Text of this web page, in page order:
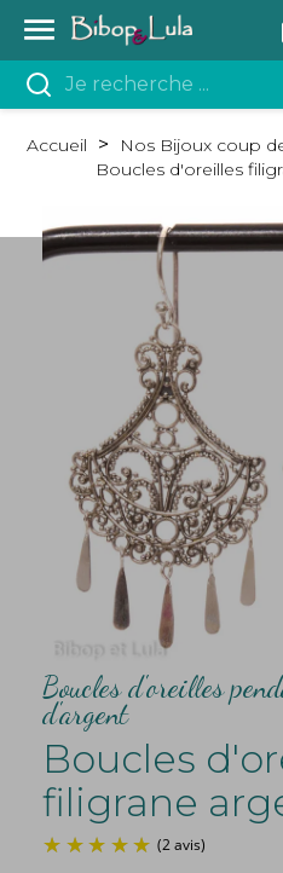

Accueil Nos Bijoux coup
Boucles d'oreilles
Boucles d'oreilles
d'argent
Boucles
filigrane